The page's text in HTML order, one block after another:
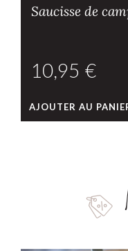
Saucisse de
€
AJOUTER AU